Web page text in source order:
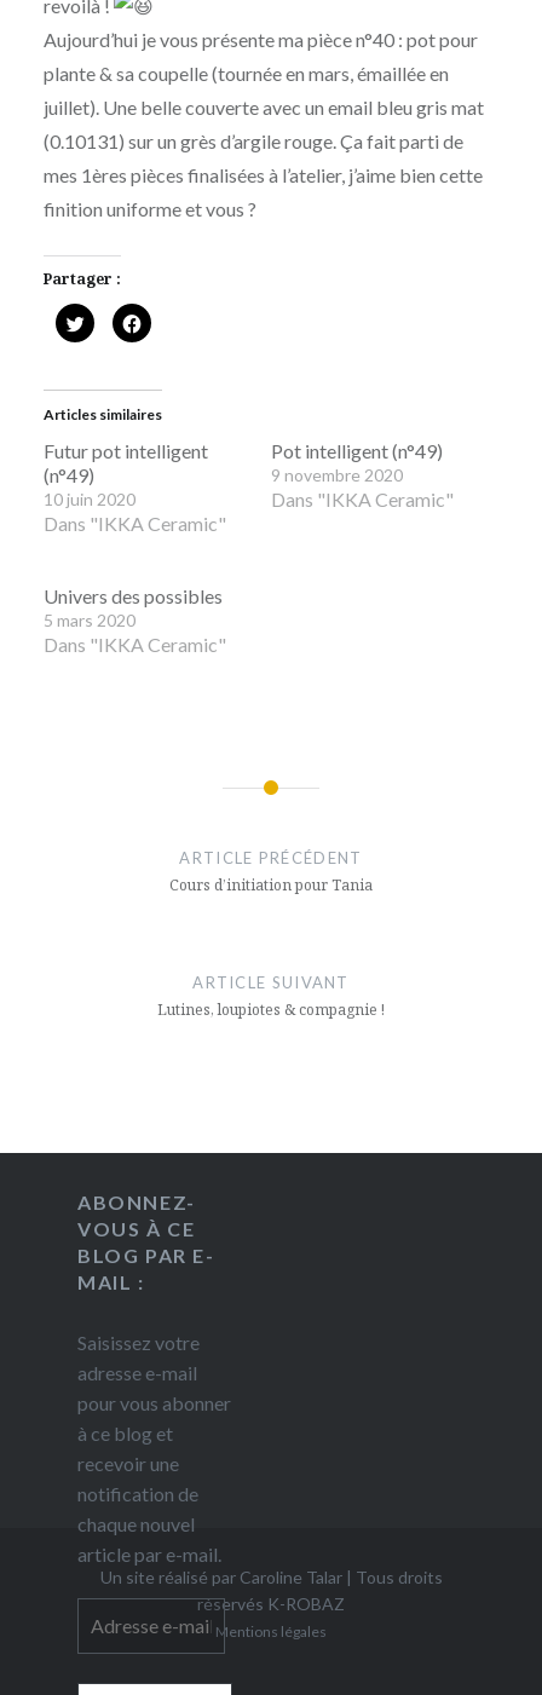
revoilà !
Aujourd’hui je vous présente ma pièce n°40 : pot pour
plante & sa coupelle (tournée en mars, émaillée en
juillet). Une belle couverte avec un email bleu gris mat
(0.10131) sur un grès d’argile rouge. Ça fait parti de
mes 1ères pièces finalisées à l’atelier, j’aime bien cette
finition uniforme et vous ?
Partager :
Cliquez
pour
partager
dans
une
nouvelle
Cliquez
pour
dans
nouvelle
Articles similaires
Futur pot intelligent
(n°49)
10 juin 2020
Dans "IKKA Ceramic"
Pot intelligent (n°49)
9 novembre 2020
Dans "IKKA Ceramic"
Univers des possibles
5 mars 2020
Dans "IKKA Ceramic"
ARTICLE PRÉCÉDENT
Cours d’initiation pour Tania
ARTICLE SUIVANT
Lutines, loupiotes & compagnie !
ABONNEZ-
VOUS À CE
BLOG PAR E-
MAIL :
Saisissez votre
adresse e-mail
pour vous abonner
à ce blog et
recevoir une
notification de
chaque nouvel
article par e-mail.
Un site réalisé par Caroline Talar| Tous droits
réservés K-ROBAZ
Mentions légales